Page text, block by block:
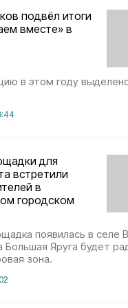
подвёл итоги
вместе» в
в этом году
для
встретили
в
городском
появилась в селе
Большая Яруга будет
зона.